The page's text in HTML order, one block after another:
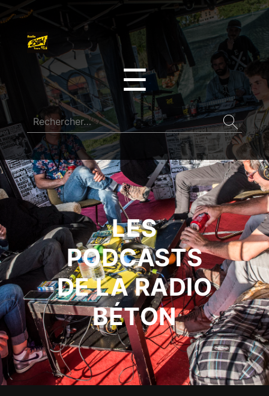
☰
LES
PODCASTS
DE LA RADIO
BÉTON